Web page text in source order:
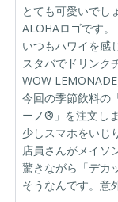
とても可愛いでし
ALOHAロゴです。
いつもハワイを感
スタバでドリンク
WOW
今回の季節飲料の
ーノ®」を注文しま
少しスマホをいじ
店員さんがメイソ
驚きながら「デカ
そうなんです。意